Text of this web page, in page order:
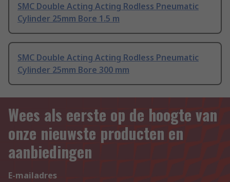
SMC Double Acting Acting Rodless Pneumatic
Cylinder 25mm Bore 1.5 m
SMC Double Acting Acting Rodless Pneumatic
Cylinder 25mm Bore 300 mm
Wees als eerste op de hoogte van
onze nieuwste producten en
aanbiedingen
E-mailadres